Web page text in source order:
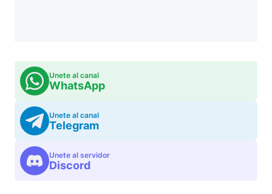
Unete al canal
WhatsApp
Unete al canal
Telegram
Unete al servidor
Discord